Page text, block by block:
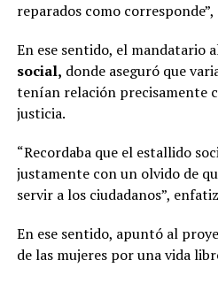
reparados como
En ese sentido, el mandatario
social, donde aseguró que
tenían relación precisamente
justicia.
“Recordaba que el estallido
justamente con un olvido de
servir a los ciudadanos”,
En ese sentido, apuntó al
de las mujeres por una vida